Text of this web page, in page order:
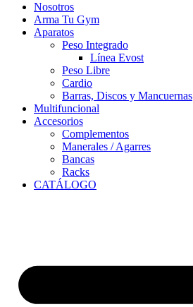
Nosotros
Arma Tu Gym
Aparatos
Peso Integrado
Línea Evost
Peso Libre
Cardio
Barras, Discos y Mancuernas
Multifuncional
Accesorios
Complementos
Manerales / Agarres
Bancas
Racks
CATÁLOGO